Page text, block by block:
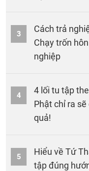
3
Cách trả
Chạy trốn
nghiệp
4
4 lối tu tập
Phật chỉ ra
quả!
5
Hiểu về Tứ
tập đúng